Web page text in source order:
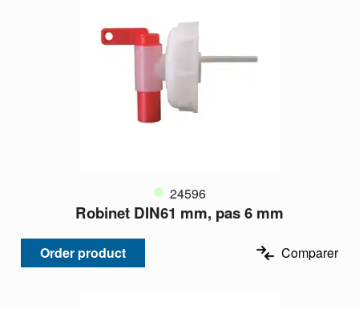
24596
Robinet DIN61 mm, pas 6 mm
Order product Comparer